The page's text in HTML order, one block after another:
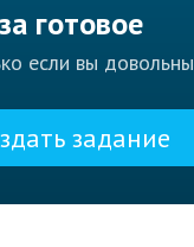
готовое
если вы довольны
задание